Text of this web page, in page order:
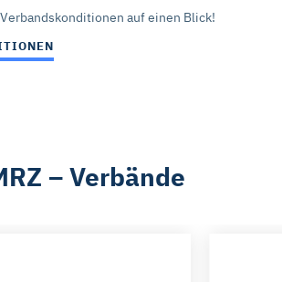
auf einen Blick!
– Verbände